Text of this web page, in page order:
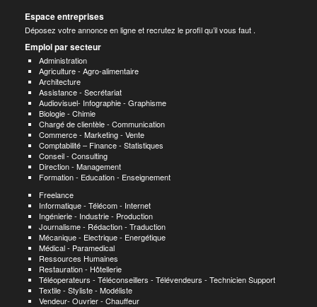
Espace entreprises
Déposez votre annonce en ligne et recrutez le profil qu’il vous faut .
Emploi par secteur
Administration
Agriculture - Agro-alimentaire
Architecture
Assistance - Secrétariat
Audiovisuel- Infographie - Graphisme
Biologie - Chimie
Chargé de clientèle - Communication
Commerce - Marketing - Vente
Comptabilité – Finance - Statistiques
Conseil - Consulting
Direction - Management
Formation - Education - Enseignement
Freelance
Informatique - Télécom - Internet
Ingénierie - Industrie - Production
Journalisme - Rédaction - Traduction
Mécanique - Electrique - Energétique
Médical - Paramedical
Ressources Humaines
Restauration - Hôtellerie
Téléoperateurs - Téléconseillers - Télévendeurs - Technicien Support
Textile - Styliste - Modéliste
Vendeur- Ouvrier - Chauffeur